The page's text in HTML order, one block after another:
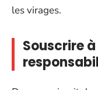
les virages.
Souscrire